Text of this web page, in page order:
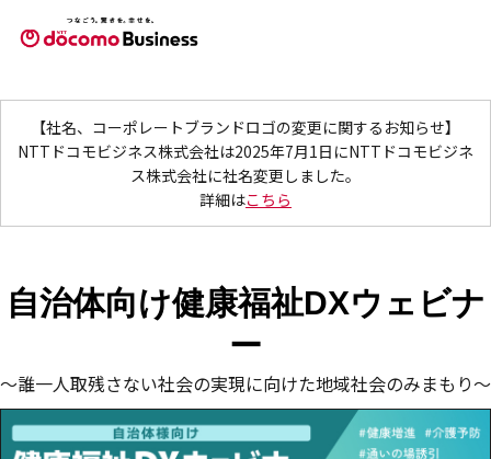
【社名、コーポレートブランドロゴの変更に関するお知らせ】
NTTドコモビジネス株式会社は2025年7月1日にNTTドコモビジネ
ス株式会社に社名変更しました。
詳細はこちら
自治体向け健康福祉DXウェビナ
ー
～誰一人取残さない社会の実現に向けた地域社会のみまもり～